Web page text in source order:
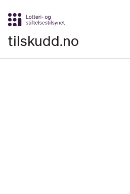
Gå til hovedinnhold
tilskudd.no